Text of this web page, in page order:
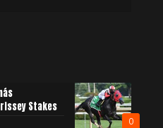
0
Stakes